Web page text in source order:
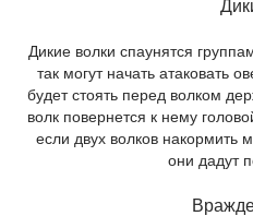
Дикие волки спаунятся
так могут начать атаковать
будет стоять перед волком
волк повернется к нему
если двух волков накормить
они дадут